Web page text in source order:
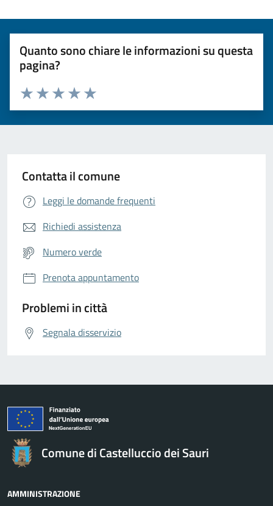
Quanto sono chiare le informazioni su questa
pagina?
Valuta da 1 a 5 stelle la pagina
Valuta 5 stelle su 5
Valuta 4 stelle su 5
Valuta 3 stelle su 5
Valuta 2 stelle su 5
Valuta 1 stelle su 5
Contatta il comune
Leggi le domande frequenti
Richiedi assistenza
Numero verde
Prenota appuntamento
Problemi in città
Segnala disservizio
Comune di Castelluccio dei Sauri
AMMINISTRAZIONE